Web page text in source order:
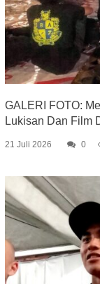
GALERI FOTO:
Lukisan Dan Film
21 Juli 2026 0